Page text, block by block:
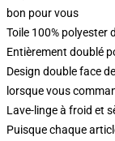
bon pour vous
Toile 100% polyester
Entièrement doublé
Design double face
lorsque vous
Lave-linge à froid et
Puisque chaque